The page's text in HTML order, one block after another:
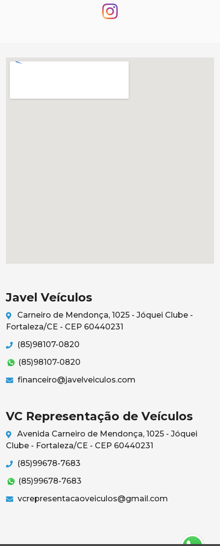
Javel Veículos
Carneiro de Mendonça, 1025 - Jóquei Clube -
Fortaleza/CE - CEP 60440231
(85)98107-0820
(85)98107-0820
financeiro@javelveiculos.com
VC Representação de Veículos
Avenida Carneiro de Mendonça, 1025 - Jóquei
Clube - Fortaleza/CE - CEP 60440231
(85)99678-7683
(85)99678-7683
vcrepresentacaoveiculos@gmail.com